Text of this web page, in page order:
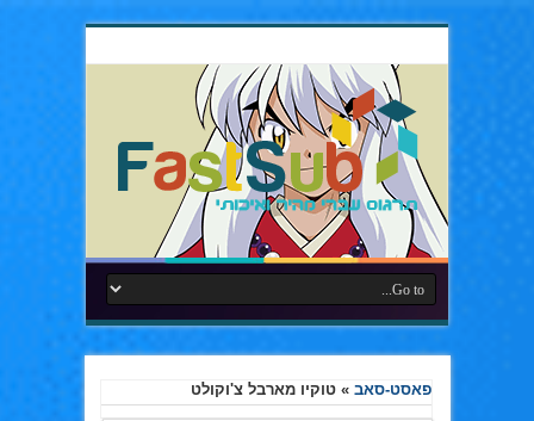
פאסט-סאב »טוקיו מארבל צ'וקולט